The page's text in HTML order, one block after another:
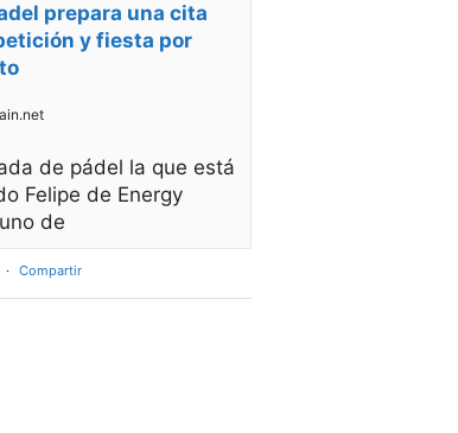
prepara una cita
y fiesta por
de pádel la que está
Felipe de Energy
de
· Compartir